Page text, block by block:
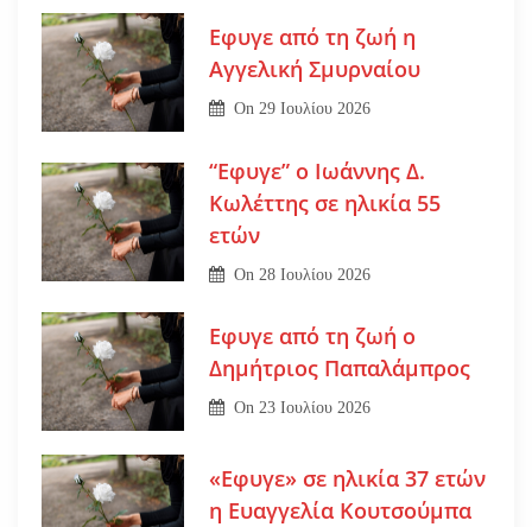
Εφυγε από τη ζωή η
Αγγελική Σμυρναίου
On29 Ιουλίου 2026
“Εφυγε” ο Ιωάννης Δ.
Κωλέττης σε ηλικία 55
ετών
On 28 Ιουλίου 2026
Εφυγε από τη ζωή ο
Δημήτριος Παπαλάμπρος
On23 Ιουλίου 2026
«Εφυγε» σε ηλικία 37 ετών
η Ευαγγελία Κουτσούμπα